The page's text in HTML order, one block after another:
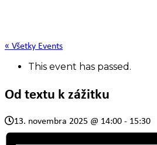
« Všetky Events
This event has passed.
Od textu k zážitku
13. novembra 2025 @ 14:00- 15:30